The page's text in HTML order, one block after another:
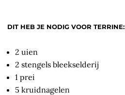
DIT HEB JE NODIG VOOR TERRINE:
2 uien
2 stengels bleekselderij
1 prei
5 kruidnagelen